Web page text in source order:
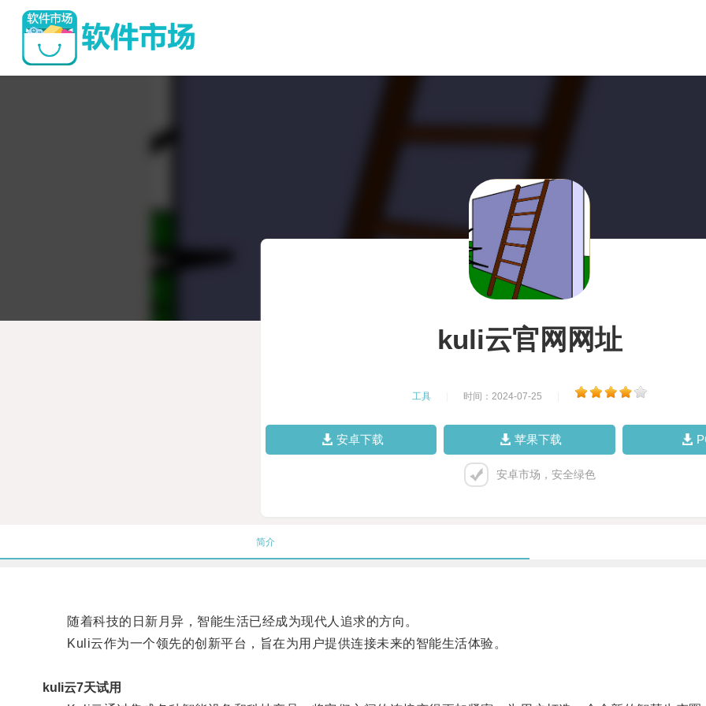
kuli云官网网址
工具 时间：2024-07-25
安卓下载 苹果下载
安卓市场，安全绿色
简介
随着科技的日新月异，智能生活已经成为现代人追求的方向。
Kuli云作为一个领先的创新平台，旨在为用户提供连接未来的智能生活体验。
kuli云7天试用